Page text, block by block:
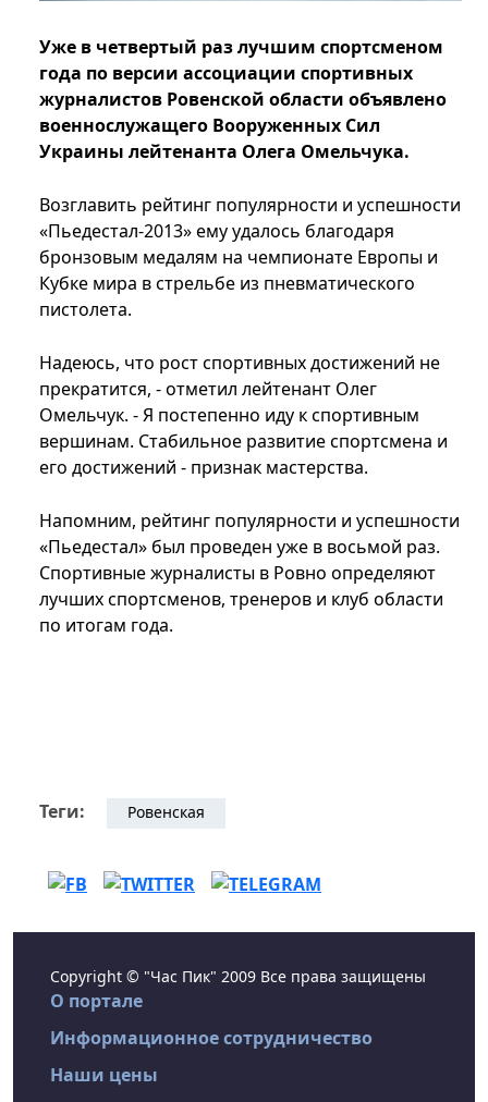
Уже в четвертый раз лучшим спортсменом
года по версии ассоциации спортивных
журналистов Ровенской области объявлено
военнослужащего Вооруженных Сил
Украины лейтенанта Олега Омельчука.
Возглавить рейтинг популярности и успешности
«Пьедестал-2013» ему удалось благодаря
бронзовым медалям на чемпионате Европы и
Кубке мира в стрельбе из пневматического
пистолета.
Надеюсь, что рост спортивных достижений не
прекратится, - отметил лейтенант Олег
Омельчук. - Я постепенно иду к спортивным
вершинам. Стабильное развитие спортсмена и
его достижений - признак мастерства.
Напомним, рейтинг популярности и успешности
«Пьедестал» был проведен уже в восьмой раз.
Спортивные журналисты в Ровно определяют
лучших спортсменов, тренеров и клуб области
по итогам года.
Теги: Ровенская
Copyright © "Час Пик" 2009 Все права защищены
О портале
Информационное сотрудничество
Наши цены